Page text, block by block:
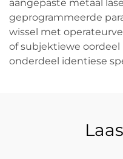
aangepaste metaal
geprogrammeerde
wissel met
of subjektiewe oordeel
onderdeel identiese